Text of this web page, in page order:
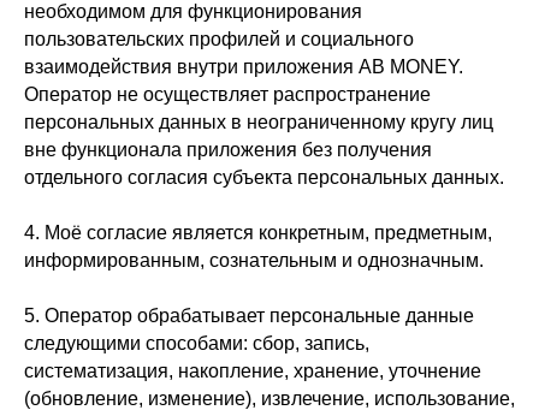
необходимом для функционирования
пользовательских профилей и социального
взаимодействия внутри приложения AB MONEY.
Оператор не осуществляет распространение
персональных данных в неограниченному кругу лиц
вне функционала приложения без получения
отдельного согласия субъекта персональных данных.
4. Моё согласие является конкретным, предметным,
информированным, сознательным и однозначным.
5. Оператор обрабатывает персональные данные
следующими способами: сбор, запись,
систематизация, накопление, хранение, уточнение
(обновление, изменение), извлечение, использование,